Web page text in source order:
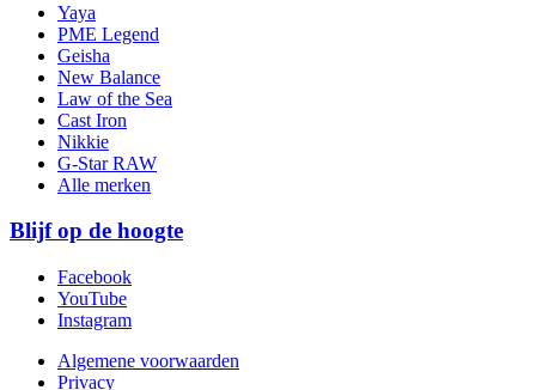
Yaya
PME Legend
Geisha
New Balance
Law of the Sea
Cast Iron
Nikkie
G-Star RAW
Alle merken
Blijf op de hoogte
Facebook
YouTube
Instagram
Algemene voorwaarden
Privacy